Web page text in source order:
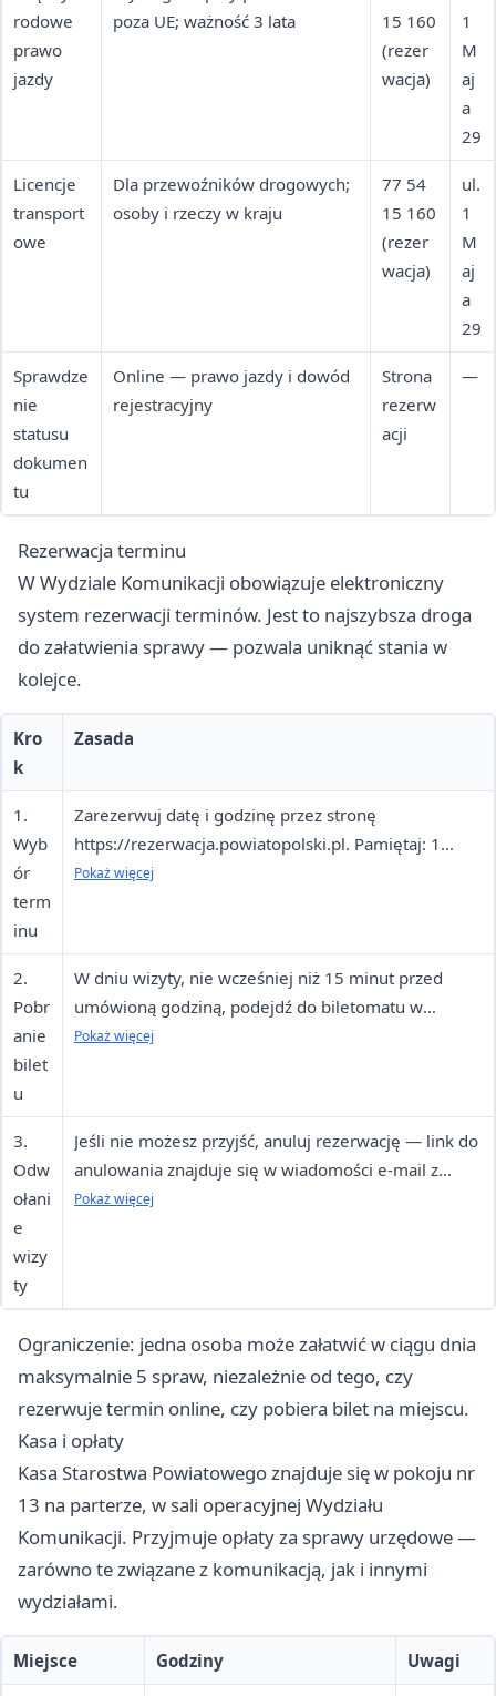
rodowe
prawo
jazdy
poza UE; ważność 3 lata
15 160
(rezer
wacja)
1
M
aj
a
29
Licencje
transport
owe
Dla przewoźników drogowych;
osoby i rzeczy w kraju
77 54
15 160
(rezer
wacja)
ul.
1
M
aj
a
29
Sprawdze
nie
statusu
dokumen
tu
Online — prawo jazdy i dowód
rejestracyjny
Strona
rezerw
acji
—
Rezerwacja terminu
W Wydziale Komunikacji obowiązuje elektroniczny
system rezerwacji terminów. Jest to najszybsza droga
do załatwienia sprawy — pozwala uniknąć stania w
kolejce.
Kro
k
Zasada
1.
Wyb
ór
term
inu
Zarezerwuj datę i godzinę przez stronę
https://rezerwacja.powiatopolski.pl. Pamiętaj: 1
sprawa = 1 termin wizyty. Masz więcej spraw?
Pokaż więcej
2.
Pobr
anie
bilet
u
W dniu wizyty, nie wcześniej niż 15 minut przed
umówioną godziną, podejdź do biletomatu w
urzędzie, wybierz "Rezerwacja internetowa" i wpisz
Pokaż więcej
3.
Odw
ołani
e
wizy
ty
Jeśli nie możesz przyjść, anuluj rezerwację — link do
anulowania znajduje się w wiadomości e-mail z
potwierdzeniem.
Pokaż więcej
Ograniczenie: jedna osoba może załatwić w ciągu dnia
maksymalnie 5 spraw, niezależnie od tego, czy
rezerwuje termin online, czy pobiera bilet na miejscu.
Kasa i opłaty
Kasa Starostwa Powiatowego znajduje się w pokoju nr
13 na parterze, w sali operacyjnej Wydziału
Komunikacji. Przyjmuje opłaty za sprawy urzędowe —
zarówno te związane z komunikacją, jak i innymi
wydziałami.
Miejsce Godziny Uwagi